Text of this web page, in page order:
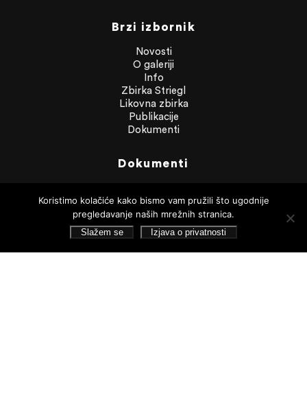
Brzi izbornik
Novosti
O galeriji
Info
Zbirka Striegl
Likovna zbirka
Publikacije
Dokumenti
Dokumenti
Javna nabava
Statut Galerije
Pristup informacijama
Izjava o privatnosti
Koristimo kolačiće kako bismo vam pružili što ugodnije
pregledavanje naših mrežnih stranica.
Slažem se Izjava o privatnosti